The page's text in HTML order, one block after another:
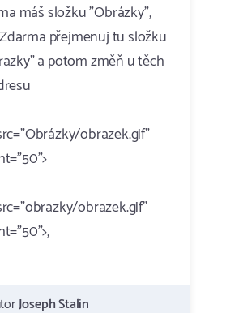
máš složku "Obrázky",
přejmenuj tu složku
a potom změň u těch
obrazek.gif"
obrazek.gif"
Joseph Stalin